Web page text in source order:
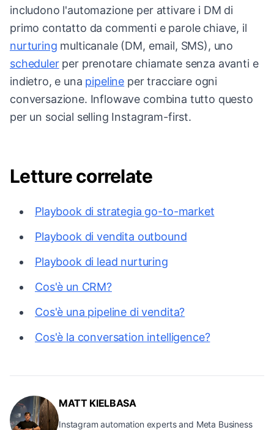
includono l'automazione per attivare i DM di
primo contatto da commenti e parole chiave, il
nurturing multicanale (DM, email, SMS), uno
schedulerper prenotare chiamate senza avanti e
indietro, e una pipeline per tracciare ogni
conversazione. Inflowave combina tutto questo
per un social selling Instagram-first.
Letture correlate
Playbook di strategia go-to-market
Playbook di vendita outbound
Playbook di lead nurturing
Cos'è un CRM?
Cos'è una pipeline di vendita?
Cos'è la conversation intelligence?
MATT KIELBASA
Instagram automation experts and Meta Business